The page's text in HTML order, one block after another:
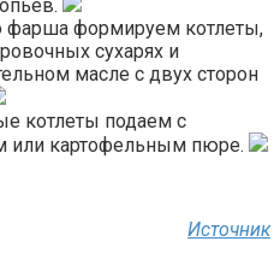
фарша формируем котлеты,
сухарях и
масле с двух сторон
котлеты подаем с
или картофельным пюре.
Источник